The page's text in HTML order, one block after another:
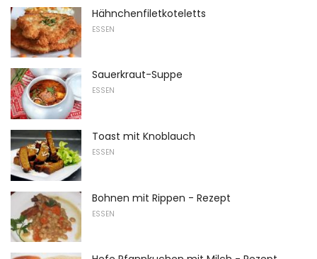
Hähnchenfiletkoteletts
ESSEN
Sauerkraut-Suppe
ESSEN
Toast mit Knoblauch
ESSEN
Bohnen mit Rippen - Rezept
ESSEN